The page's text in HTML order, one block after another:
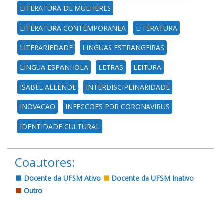
LITERATURA DE MULHERES
LITERATURA CONTEMPORANEA LITERATURA
LITERARIEDADE LINGUAS ESTRANGEIRAS
LINGUA ESPANHOLA LETRAS LEITURA
ISABEL ALLENDE INTERDISCIPLINARIDADE
INOVACAO INFECCOES POR CORONAVIRUS
IDENTIDADE CULTURAL
Coautores:
Docente da UFSM Ativo
Docente da UFSM Inativo
Outro